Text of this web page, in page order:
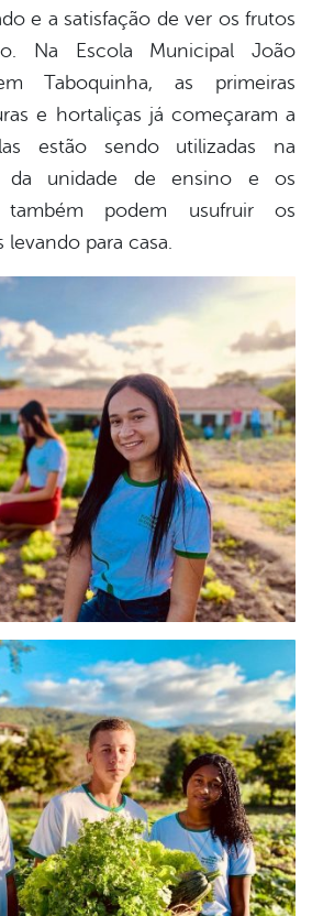
e a satisfação de ver os frutos
Na Escola Municipal João
Taboquinha, as primeiras
e hortaliças já começaram a
estão sendo utilizadas na
da unidade de ensino e os
também podem usufruir os
para casa.